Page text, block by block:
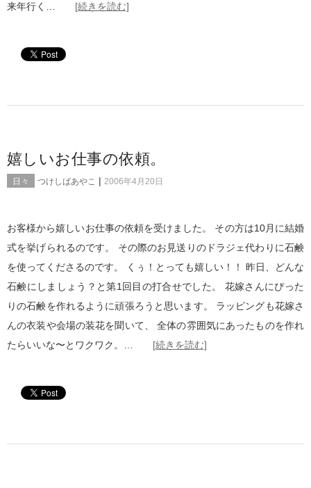
来年行く… [続きを読む]
嬉しいお仕事の依頼。
日々 つけしばあやこ | 2006年4月20日
お客様から嬉しいお仕事の依頼を受けました。 その方は10月に結婚
式を挙げられるのです。 その際のお見送りのドラジェ代わりに石鹸
を使ってくださるのです。 くぅ！とっても嬉しい！！ 昨日、どんな
石鹸にしましょう？と第1回目の打合せでした。 花嫁さんにぴった
りの石鹸を作れるように頑張ろうと思います。 ラッピングも花嫁さ
んの衣装や会場の装花を聞いて、 全体の雰囲気にあったものを作れ
たらいいな〜とワクワク。… [続きを読む]